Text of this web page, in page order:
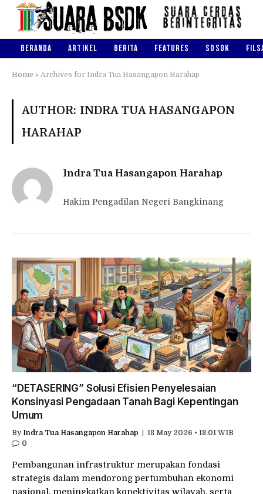
BERANDA ARTIKEL BERITA FEATURES SOSOK
Home » Archives for Indra Tua Hasangapon Harahap
AUTHOR: INDRA TUA HASANGAPON
HARAHAP
Indra Tua Hasangapon Harahap
Hakim Pengadilan Negeri Bangkinang
“DETASERING” Solusi Efisien Penyelesaian
Konsinyasi Pengadaan Tanah Bagi Kepentingan
Umum
By Indra Tua Hasangapon Harahap
18 May 2026 • 18:01 WIB
0
Pembangunan infrastruktur merupakan fondasi
strategis dalam mendorong pertumbuhan ekonomi
nasional, meningkatkan konektivitas wilayah, serta